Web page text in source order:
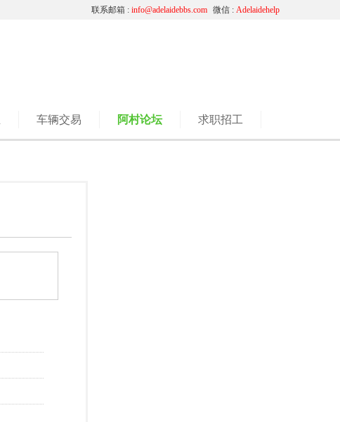
微信 : Adelaidehelp
联系邮箱 : info@adelaidebbs.com
车辆交易 阿村论坛 求职招工